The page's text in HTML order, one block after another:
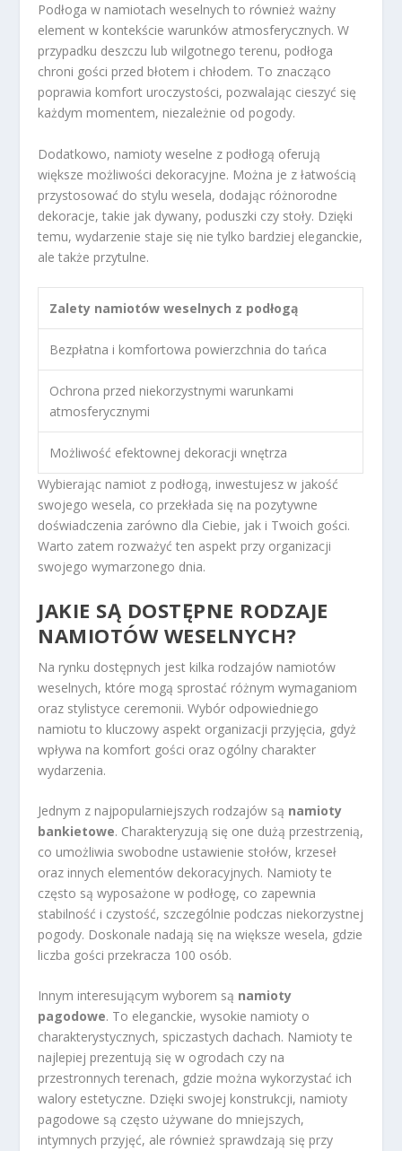
Podłoga w namiotach weselnych to również ważny
element w kontekście warunków atmosferycznych. W
przypadku deszczu lub wilgotnego terenu, podłoga
chroni gości przed błotem i chłodem. To znacząco
poprawia komfort uroczystości, pozwalając cieszyć się
każdym momentem, niezależnie od pogody.
Dodatkowo, namioty weselne z podłogą oferują
większe możliwości dekoracyjne. Można je z łatwością
przystosować do stylu wesela, dodając różnorodne
dekoracje, takie jak dywany, poduszki czy stoły. Dzięki
temu, wydarzenie staje się nie tylko bardziej eleganckie,
ale także przytulne.
Zalety namiotów weselnych z podłogą
Bezpłatna i komfortowa powierzchnia do tańca
Ochrona przed niekorzystnymi warunkami
atmosferycznymi
Możliwość efektownej dekoracji wnętrza
Wybierając namiot z podłogą, inwestujesz w jakość
swojego wesela, co przekłada się na pozytywne
doświadczenia zarówno dla Ciebie, jak i Twoich gości.
Warto zatem rozważyć ten aspekt przy organizacji
swojego wymarzonego dnia.
JAKIE SĄ DOSTĘPNE RODZAJE
NAMIOTÓW WESELNYCH?
Na rynku dostępnych jest kilka rodzajów namiotów
weselnych, które mogą sprostać różnym wymaganiom
oraz stylistyce ceremonii. Wybór odpowiedniego
namiotu to kluczowy aspekt organizacji przyjęcia, gdyż
wpływa na komfort gości oraz ogólny charakter
wydarzenia.
Jednym z najpopularniejszych rodzajów są namioty
bankietowe. Charakteryzują się one dużą przestrzenią,
co umożliwia swobodne ustawienie stołów, krzeseł
oraz innych elementów dekoracyjnych. Namioty te
często są wyposażone w podłogę, co zapewnia
stabilność i czystość, szczególnie podczas niekorzystnej
pogody. Doskonale nadają się na większe wesela, gdzie
liczba gości przekracza 100 osób.
Innym interesującym wyborem są namioty
pagodowe. To eleganckie, wysokie namioty o
charakterystycznych, spiczastych dachach. Namioty te
najlepiej prezentują się w ogrodach czy na
przestronnych terenach, gdzie można wykorzystać ich
walory estetyczne. Dzięki swojej konstrukcji, namioty
pagodowe są często używane do mniejszych,
intymnych przyjęć, ale również sprawdzają się przy